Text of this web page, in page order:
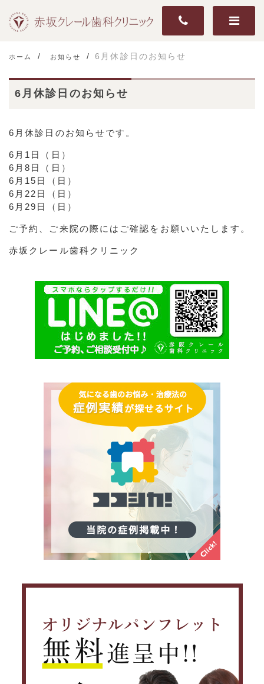
ホーム お知らせ 6月休診日のお知らせ
6月休診日のお知らせ
6月休診日のお知らせです。
6月1日（日）
6月8日（日）
6月15日（日）
6月22日（日）
6月29日（日）
ご予約、ご来院の際にはご確認をお願いいたします。
赤坂クレール歯科クリニック